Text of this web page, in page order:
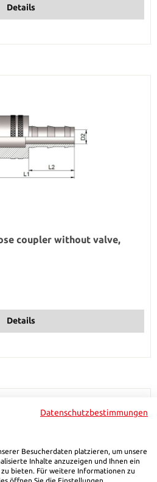
Details
coupler without valve,
Details
Datenschutzbestimmungen
Besucherdaten platzieren, um unsere
Inhalte anzuzeigen und Ihnen ein
bieten. Für weitere Informationen zu